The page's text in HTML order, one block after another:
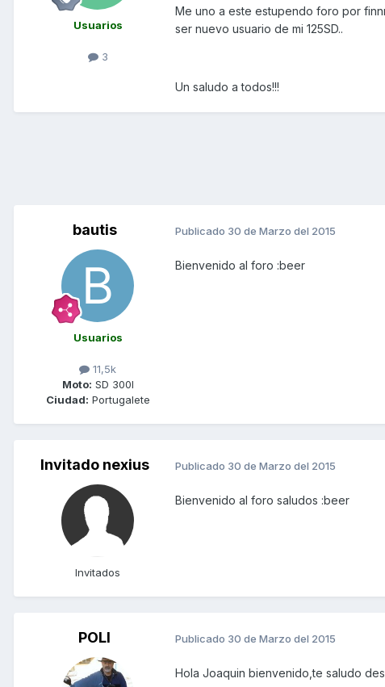
Usuarios
3
Me uno a este estupendo foro por
ser nuevo usuario de mi 125SD..
Un saludo a todos!!!
bautis
Usuarios
11,5k
Moto: SD 300I
Ciudad: Portugalete
Publicado 30 de Marzo del 2015
Bienvenido al foro :beer
Invitado nexius
Invitados
Publicado 30 de Marzo del 2015
Bienvenido al foro saludos :beer
POLI Publicado 30 de Marzo del 2015
Hola Joaquin bienvenido,te saludo